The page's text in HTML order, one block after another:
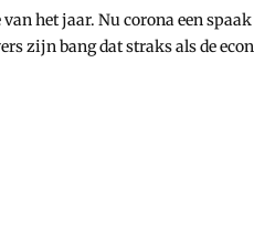
het jaar. Nu corona een
zijn bang dat straks als de